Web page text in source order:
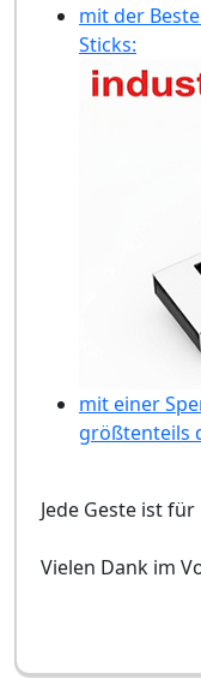
mit der
Sticks:
mit einer
größtenteils
Jede Geste ist
Vielen Dank im